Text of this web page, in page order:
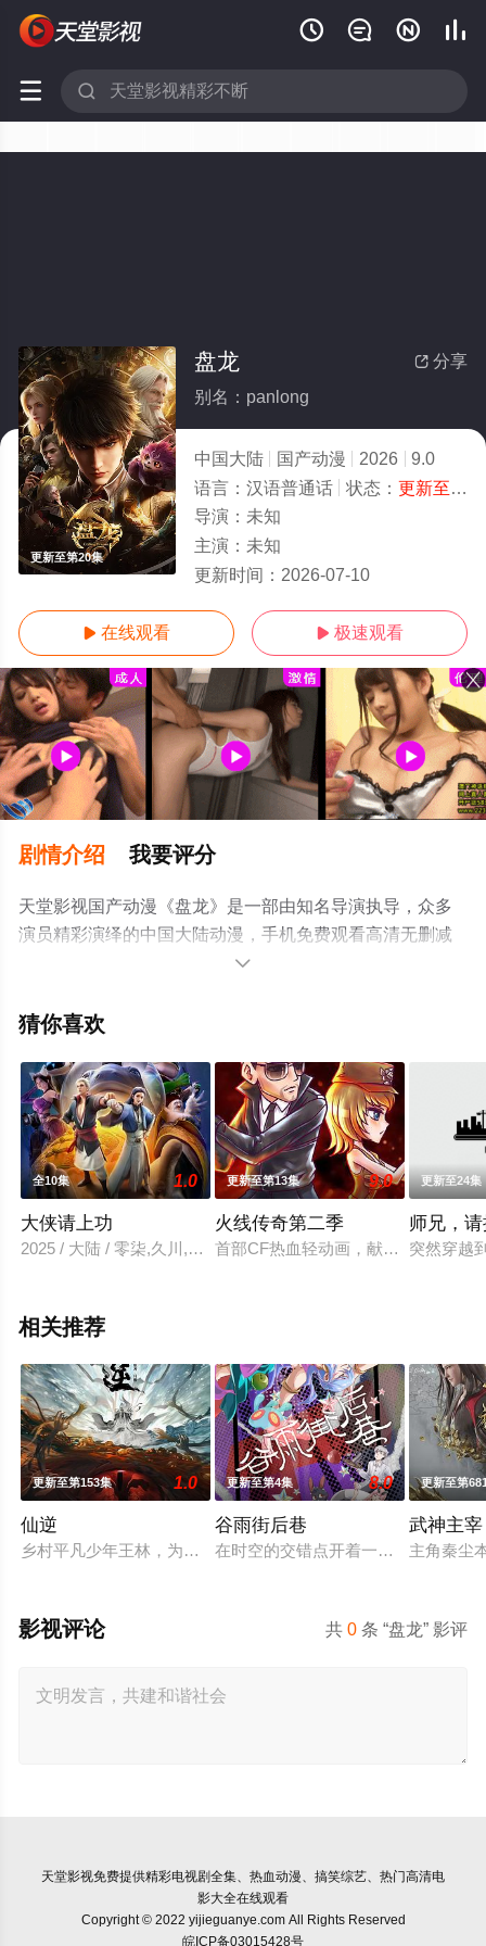
   
 
更新至第20集
 分享
盘龙
别名：panlong
中国大陆 国产动漫 2026
9.0
语言： 汉语普通话 状态： 更新至第20集
导演： 未知
主演： 未知
更新时间： 2026-07-10
 在线观看  极速观看
剧情介绍 我要评分
天堂影视国产动漫《盘龙》是一部由知名导演执导，众多
演员精彩演绎的中国大陆动漫，手机免费观看高清无删减
完整版动漫全集就上天堂电影网，更多相关信息可移步至

猜你喜欢
全10集 1.0
大侠请上功
2025 / 大陆 / 零柒,久川,良生,韩雨泽,崔凯
更新至第13集 9.0
火线传奇第二季
首部CF热血轻动画，献给所有热爱
更新至24集
师兄，
突然穿越
相关推荐
更新至第153集 1.0
仙逆
乡村平凡少年王林，为了心中不屈的信念踏入仙门修行，克服
更新至第4集 8.0
谷雨街后巷
在时空的交错点开着一间酒馆——谷
更新至第
武神主宰
主角秦尘
共0 条 “盘龙” 影评
影视评论
天堂影视免费提供精彩电视剧全集、热血动漫、搞笑综艺、热门高清电
影大全在线观看
Copyright © 2022 yijieguanye.com All Rights Reserved
皖ICP备03015428号